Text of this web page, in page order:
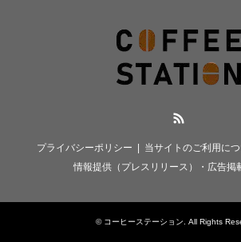
プライバシーポリシー 当サイトのご利用に
情報提供（プレスリリース）・広告掲
© コーヒーステーション. All Rights